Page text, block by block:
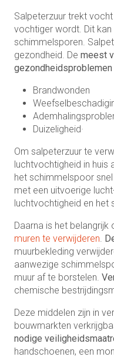
Salpeterzuur trekt
vochtiger wordt. Dit
schimmelsporen.
gezondheid. De meest
gezondheidsproblemen
Brandwonden
Duizeligheid·
Om salpeterzuur te
luchtvochtigheid in
het schimmelspoor
met een uitvoerige
luchtvochtigheid en het
Daarna is het belangrijk
muren te verwijderen.
muurbekleding
aanwezige
muur af te borstelen.
chemische
Deze middelen zijn in
bouwmarkten
nodige
handschoenen, een